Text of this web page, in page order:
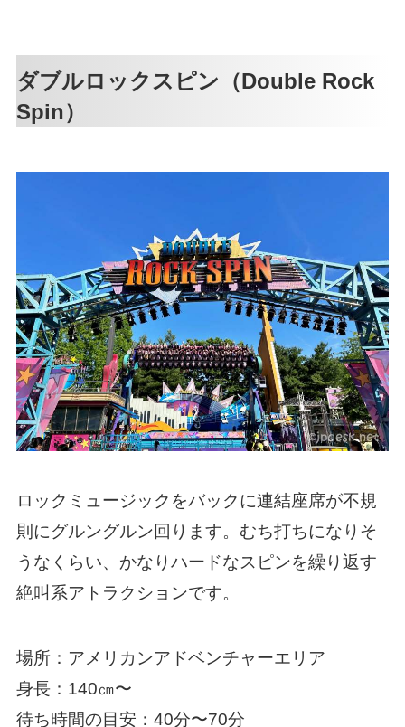
ダブルロックスピン（Double Rock
Spin）
ロックミュージックをバックに連結座席が不規
則にグルングルン回ります。むち打ちになりそ
うなくらい、かなりハードなスピンを繰り返す
絶叫系アトラクションです。
場所：アメリカンアドベンチャーエリア
身長：140㎝〜
待ち時間の目安：40分〜70分